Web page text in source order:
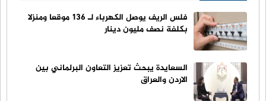
فلس الريف يوصل الكهرباء لـ 136 موقعا ومنزلا
بكلفة نصف مليون دينار
السعايدة يبحث تعزيز التعاون البرلماني بين
الاردن والعراق